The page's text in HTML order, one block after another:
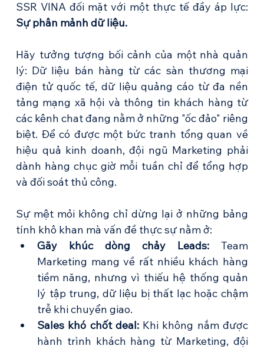
Sự phân mảnh dữ liệu.
Hãy tưởng tượng bối cảnh của một nhà quản
lý: Dữ liệu bán hàng từ các sàn thương mại
điện tử quốc tế, dữ liệu quảng cáo từ đa nền
tảng mạng xã hội và thông tin khách hàng từ
các kênh chat đang nằm ở những "ốc đảo" riêng
biệt. Để có được một bức tranh tổng quan về
hiệu quả kinh doanh, đội ngũ Marketing phải
dành hàng chục giờ mỗi tuần chỉ để tổng hợp
và đối soát thủ công.
Sự mệt mỏi không chỉ dừng lại ở những bảng
tính khô khan mà vấn đề thực sự nằm ở:
Gãy khúc dòng chảy Leads: Team
Marketing mang về rất nhiều khách hàng
tiềm năng, nhưng vì thiếu hệ thống quản
lý tập trung, dữ liệu bị thất lạc hoặc chậm
trễ khi chuyển giao.
Sales khó chốt deal: Khi không nắm được
hành trình khách hàng từ Marketing, đội